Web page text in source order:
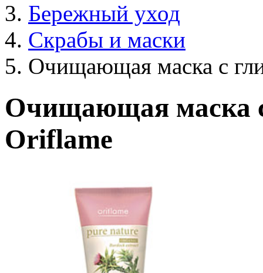
Бережный уход
Скрабы и маски
Очищающая маска с
Очищающая маска
Oriflame